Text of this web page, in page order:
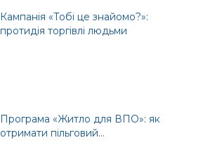
Кампанія «Тобі це знайомо?»:
протидія торгівлі людьми
Програма «Житло для ВПО»: як
отримати пільговий...